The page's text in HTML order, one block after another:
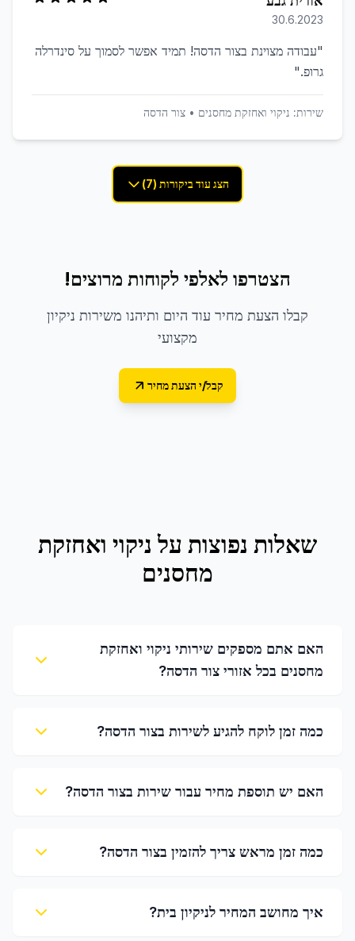
30.6.2023
"עבודה מצוינת בצור הדסה! תמיד אפשר לסמוך על סינדרלה
גרופ."
שירות: ניקוי ואחזקת מחסנים • צור הדסה
הצג עוד ביקורות (7)
הצטרפו לאלפי לקוחות מרוצים!
קבלו הצעת מחיר עוד היום ותיהנו משירות ניקיון
מקצועי
קבל/י הצעת מחיר
שאלות נפוצות על ניקוי ואחזקת
מחסנים
האם אתם מספקים שירותי ניקוי ואחזקת
מחסנים בכל אזורי צור הדסה?
כמה זמן לוקח להגיע לשירות בצור הדסה?
האם יש תוספת מחיר עבור שירות בצור הדסה?
כמה זמן מראש צריך להזמין בצור הדסה?
איך מחושב המחיר לניקיון בית?